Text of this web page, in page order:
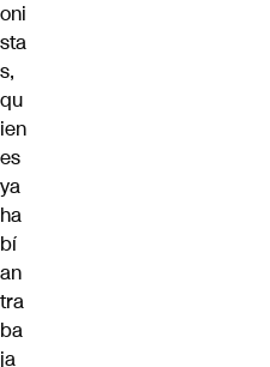
oni
sta
s,
qu
ien
es
ya
ha
bí
an
tra
ba
ja